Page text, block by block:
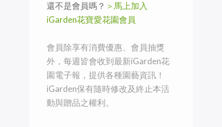
還不是會員嗎？ ＞馬上加入
iGarden花寶愛花園會員
會員除享有消費優惠、會員抽獎
外，每週皆會收到最新iGarden花
園電子報，提供各種園藝資訊！
iGarden保有隨時修改及終止本活
動與贈品之權利。